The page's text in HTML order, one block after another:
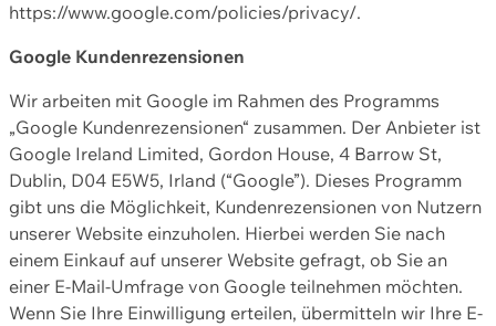
https://www.google.com/policies/privacy/.
Google Kundenrezensionen
Wir arbeiten mit Google im Rahmen des Programms
„Google Kundenrezensionen“ zusammen. Der Anbieter ist
Google Ireland Limited, Gordon House, 4 Barrow St,
Dublin, D04 E5W5, Irland (“Google”). Dieses Programm
gibt uns die Möglichkeit, Kundenrezensionen von Nutzern
unserer Website einzuholen. Hierbei werden Sie nach
einem Einkauf auf unserer Website gefragt, ob Sie an
einer E-Mail-Umfrage von Google teilnehmen möchten.
Wenn Sie Ihre Einwilligung erteilen, übermitteln wir Ihre E-